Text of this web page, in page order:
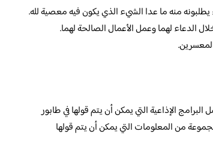
منه ما عدا الشيء الذي يكون فيه معصية لله.
الدعاء لهما وعمل الأعمال الصالحة لهما.
الإذاعية التي يمكن أن يتم قولها في طابور
من المعلومات التي يمكن أن يتم قولها